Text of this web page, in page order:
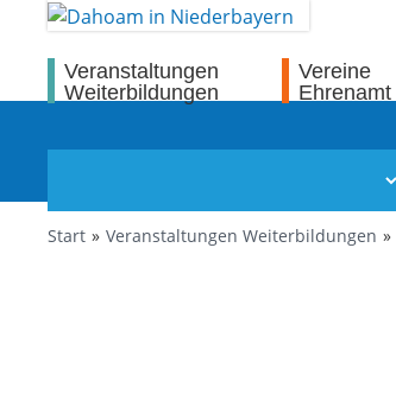
Veranstaltungen
Weiterbildungen
Vereine
Ehrenamt
Start Veranstaltungen Weiterbildungen